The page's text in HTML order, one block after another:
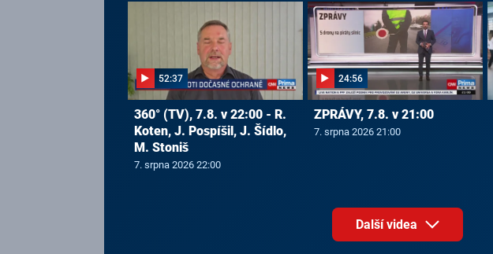
52:37
360° (TV), 7.8. v 22:00 - R.
Koten, J. Pospíšil, J. Šídlo,
M. Stoniš
7. srpna 2026 22:00
24:56
ZPRÁVY, 7.8. v 21:00
7. srpna 2026 21:00
Další videa